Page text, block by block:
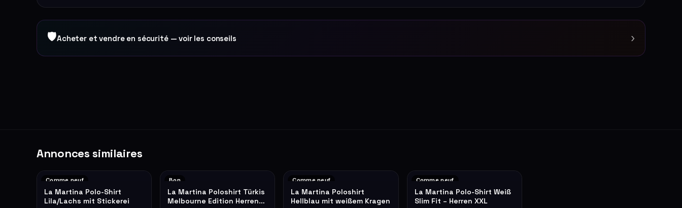
🛡Acheter et vendre en sécurité — voir les conseils ›
Annonces similaires
Comme neuf
La Martina Polo-Shirt
Lila/Lachs mit Stickerei
Bon
La Martina Poloshirt Türkis
Melbourne Edition Herren
Comme neuf
La Martina Poloshirt
Hellblau mit weißem Kragen
Comme neuf
La Martina Polo-Shirt Weiß
Slim Fit – Herren XXL